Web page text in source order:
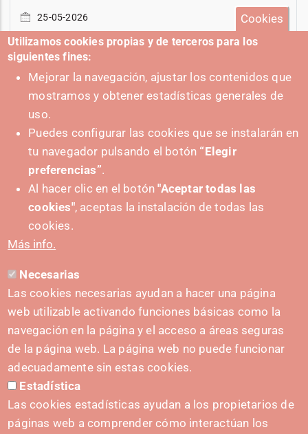
25-05-2026
IMPULSA
Cookies
Utilizamos cookies propias y de terceros para los
siguientes fines:
Mejorar la navegación, ajustar los contenidos que
mostramos y obtener estadísticas generales de
uso.
Puedes configurar las cookies que se instalarán en
tu navegador pulsando el botón “Elegir
preferencias”.
Al hacer clic en el botón"Aceptar todas las
cookies", aceptas la instalación de todas las
cookies.
Más info.
Necesarias
Las cookies necesarias ayudan a hacer una página
web utilizable activando funciones básicas como la
navegación en la página y el acceso a áreas seguras
de la página web. La página web no puede funcionar
adecuadamente sin estas cookies.
Estadística
Las cookies estadísticas ayudan a los propietarios de
páginas web a comprender cómo interactúan los